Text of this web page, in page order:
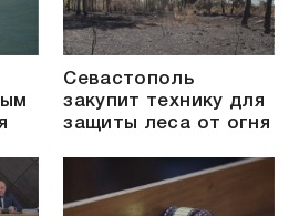
Севастополь
закупит технику для
защиты леса от огня